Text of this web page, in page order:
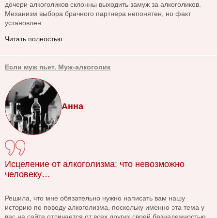
дочери алкоголиков склонны выходить замуж за алкоголиков.
Механизм выбора брачного партнера непонятен, но факт
установлен.
Читать полностью
Если муж пьет. Муж-алкоголик
Анна
Исцеление от алкоголизма: что невозможно
человеку…
Решила, что мне обязательно нужно написать вам нашу
историю по поводу алкоголизма, поскольку именно эта тема у